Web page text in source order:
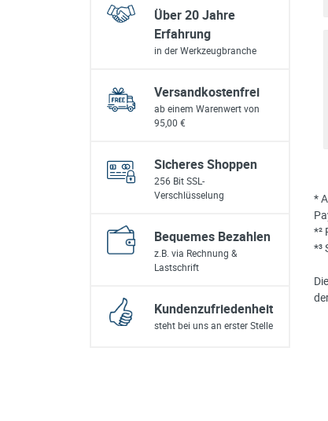
Über 20 Jahre
Erfahrung
in der Werkzeugbranche
Versandkostenfrei
ab einem Warenwert von
95,00 €
Sicheres Shoppen
256 Bit SSL-
Verschlüsselung
Bequemes Bezahlen
z.B. via Rechnung &
Lastschrift
Kundenzufriedenheit
steht bei uns an erster Stelle
*
*²
*³